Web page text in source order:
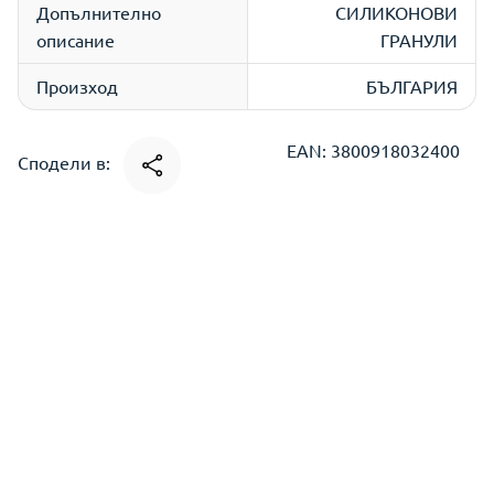
Допълнително
описание
СИЛИКОНОВИ
ГРАНУЛИ
Произход БЪЛГАРИЯ
Сподели в:
EAN: 3800918032400